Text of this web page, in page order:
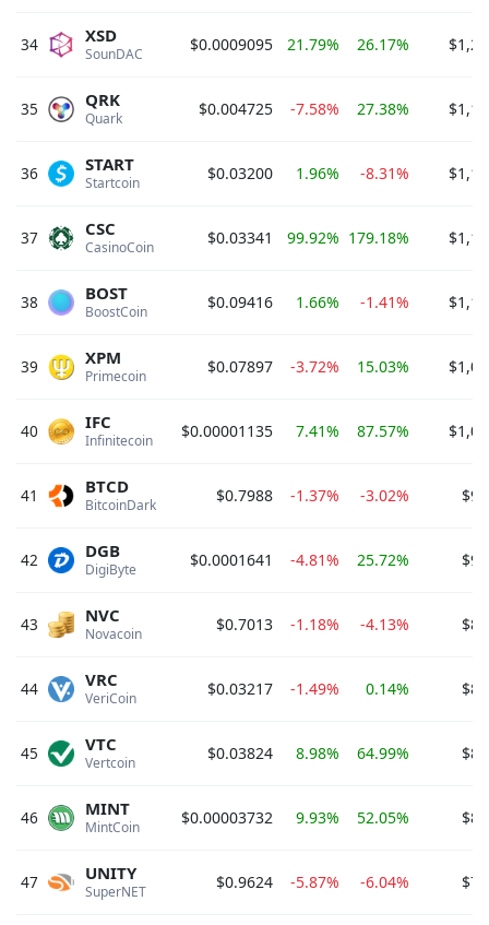
34 SounDAC
XSD $0.0009095 21.79% 26.17%
35 Quark
QRK $0.004725 -7.58% 27.38%
36 Startcoin
START $0.03200 1.96% -8.31%
37 CasinoCoin
CSC $0.03341 99.92% 179.18%
38 BoostCoin
BOST $0.09416 1.66% -1.41%
39 Primecoin
XPM $0.07897 -3.72% 15.03%
40 Infinitecoin
IFC $0.00001135 7.41% 87.57%
41 BitcoinDark
BTCD $0.7988 -1.37% -3.02%
42 DigiByte
DGB $0.0001641 -4.81% 25.72%
43 Novacoin
NVC $0.7013 -1.18% -4.13%
44 VeriCoin
VRC $0.03217 -1.49% 0.14%
45 Vertcoin
VTC $0.03824 8.98% 64.99%
46 MintCoin
MINT $0.00003732 9.93% 52.05%
47 SuperNET
UNITY $0.9624 -5.87% -6.04%